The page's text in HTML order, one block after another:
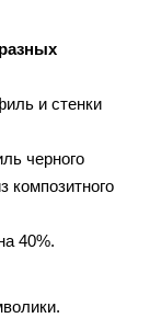
и стенки
черного
композитного
40%.